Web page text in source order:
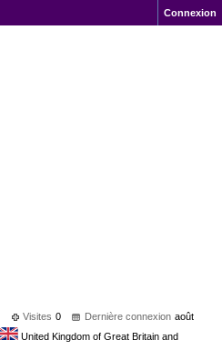
Connexion
Visites 0 Dernière connexion août
United Kingdom of Great Britain and